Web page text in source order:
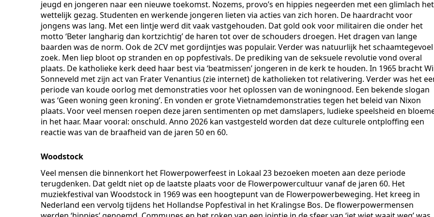
jeugd en jongeren naar een nieuwe toekomst. Nozems, provo’s en hippies negeerden met een glimlach het
wettelijk gezag. Studenten en werkende jongeren lieten via acties van zich horen. De haardracht voor
jongens was lang. Met een lintje werd dit vaak vastgehouden. Dat gold ook voor militairen die onder het
motto ‘Beter langharig dan kortzichtig’ de haren tot over de schouders droegen. Het dragen van lange
baarden was de norm. Ook de 2CV met gordijntjes was populair. Verder was natuurlijk het schaamtegevoel
zoek. Men liep bloot op stranden en op popfestivals. De prediking van de seksuele revolutie vond overal
plaats. De katholieke kerk deed haar best via ‘beatmissen’ jongeren in de kerk te houden. In 1965 bracht
Sonneveld met zijn act van Frater Venantius (zie internet) de katholieken tot relativering. Verder was het
periode van koude oorlog met demonstraties voor het oplossen van de woningnood. Een bekende slogan
was ‘Geen woning geen kroning’. En vonden er grote Vietnamdemonstraties tegen het beleid van Nixon
plaats. Voor veel mensen roepen deze jaren sentimenten op met damslapers, ludieke speelsheid en
in het haar. Maar vooral: onschuld. Anno 2026 kan vastgesteld worden dat deze culturele ontploffing een
reactie was van de braafheid van de jaren 50 en 60.
Woodstock
Veel mensen die binnenkort het Flowerpowerfeest in Lokaal 23 bezoeken moeten aan deze periode
terugdenken. Dat geldt niet op de laatste plaats voor de Flowerpowercultuur vanaf de jaren 60. Het
muziekfestival van Woodstock in 1969 was een hoogtepunt van de Flowerpowerbeweging. Het kreeg in
Nederland een vervolg tijdens het Hollandse Popfestival in het Kralingse Bos. De flowerpowermensen